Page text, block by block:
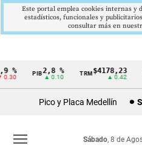
Cintillo
Colombia
PIB2,8 %
▲ 0.10
TRM$4178,23
▲ 0.42
Pico y Placa Medellín
Sábado, 8 de
menu
Este portal emplea cookies internas y
estadísticos, funcionales y
consultar más en